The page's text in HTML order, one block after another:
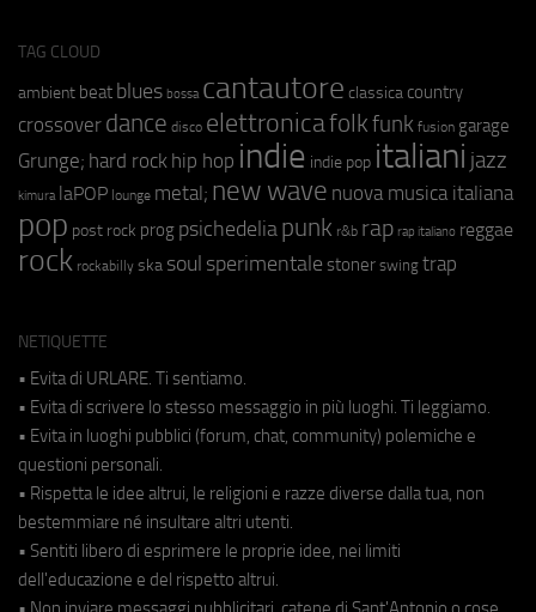
TAG CLOUD
ambient beat blues bossa cantautore classica country
crossover dance disco elettronicafolkfunk fusion garage
Grunge; hard rock hip hop indie indie pop italiani jazz
kimura laPOP lounge metal; new wave nuova musica italiana
pop post rock prog psichedeliapunk r&b rap rap italiano reggae
rock rockabilly ska soul sperimentale stoner swing trap
NETIQUETTE
• Evita di URLARE. Ti sentiamo.
• Evita di scrivere lo stesso messaggio in più luoghi. Ti leggiamo.
• Evita in luoghi pubblici (forum, chat, community) polemiche e
questioni personali.
• Rispetta le idee altrui, le religioni e razze diverse dalla tua, non
bestemmiare né insultare altri utenti.
• Sentiti libero di esprimere le proprie idee, nei limiti
dell'educazione e del rispetto altrui.